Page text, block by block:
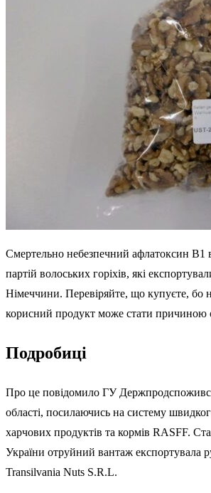
Смертельно небезпечний афлатоксин B1
партій волоських горіхів, які
Німеччини. Перевіряйте, що купуєте, бо
корисний продукт може стати причиною
Подробиці
Про це повідомило ГУ
області, посилаючись на систему
харчових продуктів та кормів RASFF.
України отруйний вантаж експортувала
Transilvania Nuts S.R.L.